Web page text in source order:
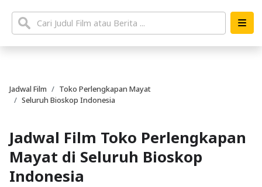
Jadwal Film
Toko Perlengkapan Mayat
Seluruh Bioskop Indonesia
Jadwal Film Toko Perlengkapan
Mayat di Seluruh Bioskop
Indonesia